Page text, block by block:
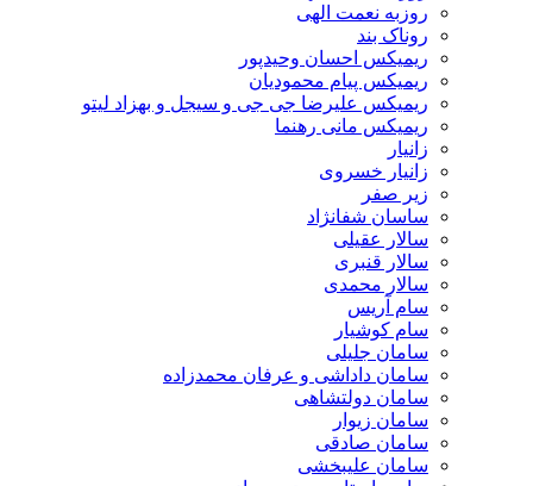
روزبه نعمت الهی
روناک بند
ریمیکس احسان وحیدپور
ریمیکس پیام محمودیان
ریمیکس علیرضا جی جی و سیجل و بهزاد لیتو
ریمیکس مانی رهنما
زانیار
زانیار خسروی
زیر صفر
ساسان شفانژاد
سالار عقیلی
سالار قنبری
سالار محمدی
سام آریس
سام کوشیار
سامان جلیلی
سامان داداشی و عرفان محمدزاده
سامان دولتشاهی
سامان زیوار
سامان صادقی
سامان علیبخشی